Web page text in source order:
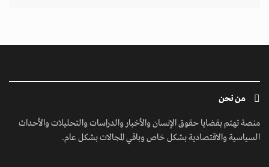
من نحن
منصة تهتم بقضايا حقوق الإنسان والأخبار والدراسات والتحليلات والأحداث
السياسية والاقتصادية بشكل خاص وباقي المجالات بشكل عام.